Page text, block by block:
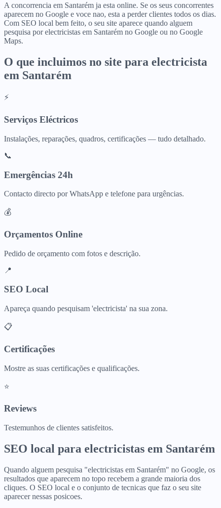
A concorrencia em Santarém ja esta online. Se os seus concorrentes
aparecem no Google e voce nao, esta a perder clientes todos os dias.
Com SEO local bem feito, o seu site aparece quando alguem
pesquisa por electricistas em Santarém no Google ou no Google
Maps.
O que incluimos no site para electricista
em Santarém
⚡
Serviços Eléctricos
Instalações, reparações, quadros, certificações — tudo detalhado.
📞
Emergências 24h
Contacto directo por WhatsApp e telefone para urgências.
💰
Orçamentos Online
Pedido de orçamento com fotos e descrição.
📍
SEO Local
Apareça quando pesquisam 'electricista' na sua zona.
📋
Certificações
Mostre as suas certificações e qualificações.
⭐
Reviews
Testemunhos de clientes satisfeitos.
SEO local para electricistas em Santarém
Quando alguem pesquisa "electricistas em Santarém" no Google, os
resultados que aparecem no topo recebem a grande maioria dos
cliques. O SEO local e o conjunto de tecnicas que faz o seu site
aparecer nessas posicoes.